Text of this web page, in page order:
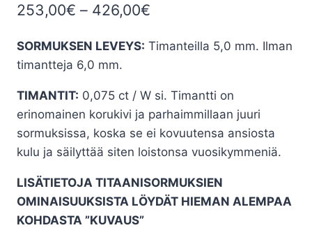
253,00€ – 426,00€
SORMUKSEN LEVEYS: Timanteilla 5,0 mm. Ilman
timantteja 6,0 mm.
TIMANTIT: 0,075 ct / W si. Timantti on
erinomainen korukivi ja parhaimmillaan juuri
sormuksissa, koska se ei kovuutensa ansiosta
kulu ja säilyttää siten loistonsa vuosikymmeniä.
LISÄTIETOJA TITAANISORMUKSIEN
OMINAISUUKSISTA LÖYDÄT HIEMAN ALEMPAA
KOHDASTA ”KUVAUS”